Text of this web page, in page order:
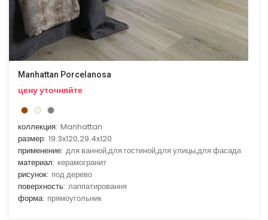
Manhattan Porcelanosa
цену уточняйте
коллекция: Manhattan
размер: 19.3x120,29.4x120
применение: для ванной,для гостиной,для улицы,для фасада
материал: керамогранит
рисунок: под дерево
поверхность: лаппатировання
форма: прямоугольник